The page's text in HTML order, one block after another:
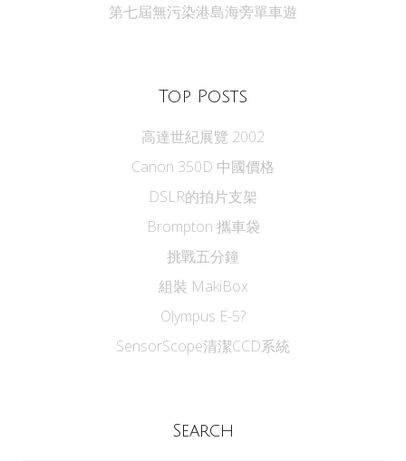
第七屆無污染港島海旁單車遊
Top Posts
高達世紀展覽 2002
Canon 350D 中國價格
DSLR的拍片支架
Brompton 攜車袋
挑戰五分鐘
組裝 MakiBox
Olympus E-5?
SensorScope清潔CCD系統
Search